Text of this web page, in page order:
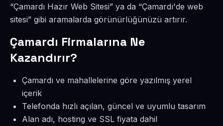
“Çamardı Hazır Web Sitesi” ya da “Çamardı'de web
sitesi” gibi aramalarda görünürlüğünüzü artırır.
Çamardı Firmalarına Ne
Kazandırır?
Çamardı ve mahallelerine göre yazılmış yerel
içerik
Telefonda hızlı açılan, güncel ve uyumlu tasarım
Alan adı, hosting ve SSL fiyata dahil